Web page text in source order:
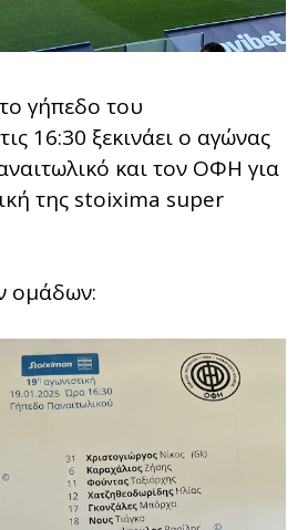
γήπεδο του
16:30 ξεκινάει ο αγώνας
και τον ΟΦΗ για
της stoixima super
ομάδων: